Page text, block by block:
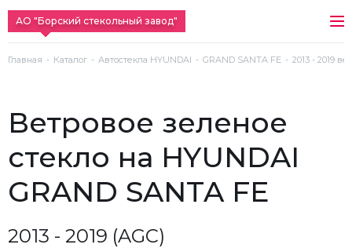
АО "Борский стекольный завод"
Главная Каталог Автостекла HYUNDAI GRAND SANTA FE 2013 - 2019
ветровое зеленое
стекло на HYUNDAI
GRAND SANTA FE
2013 - 2019 (AGC)